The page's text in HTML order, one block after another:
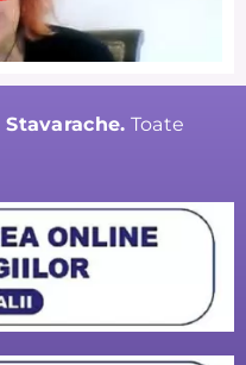
Toate